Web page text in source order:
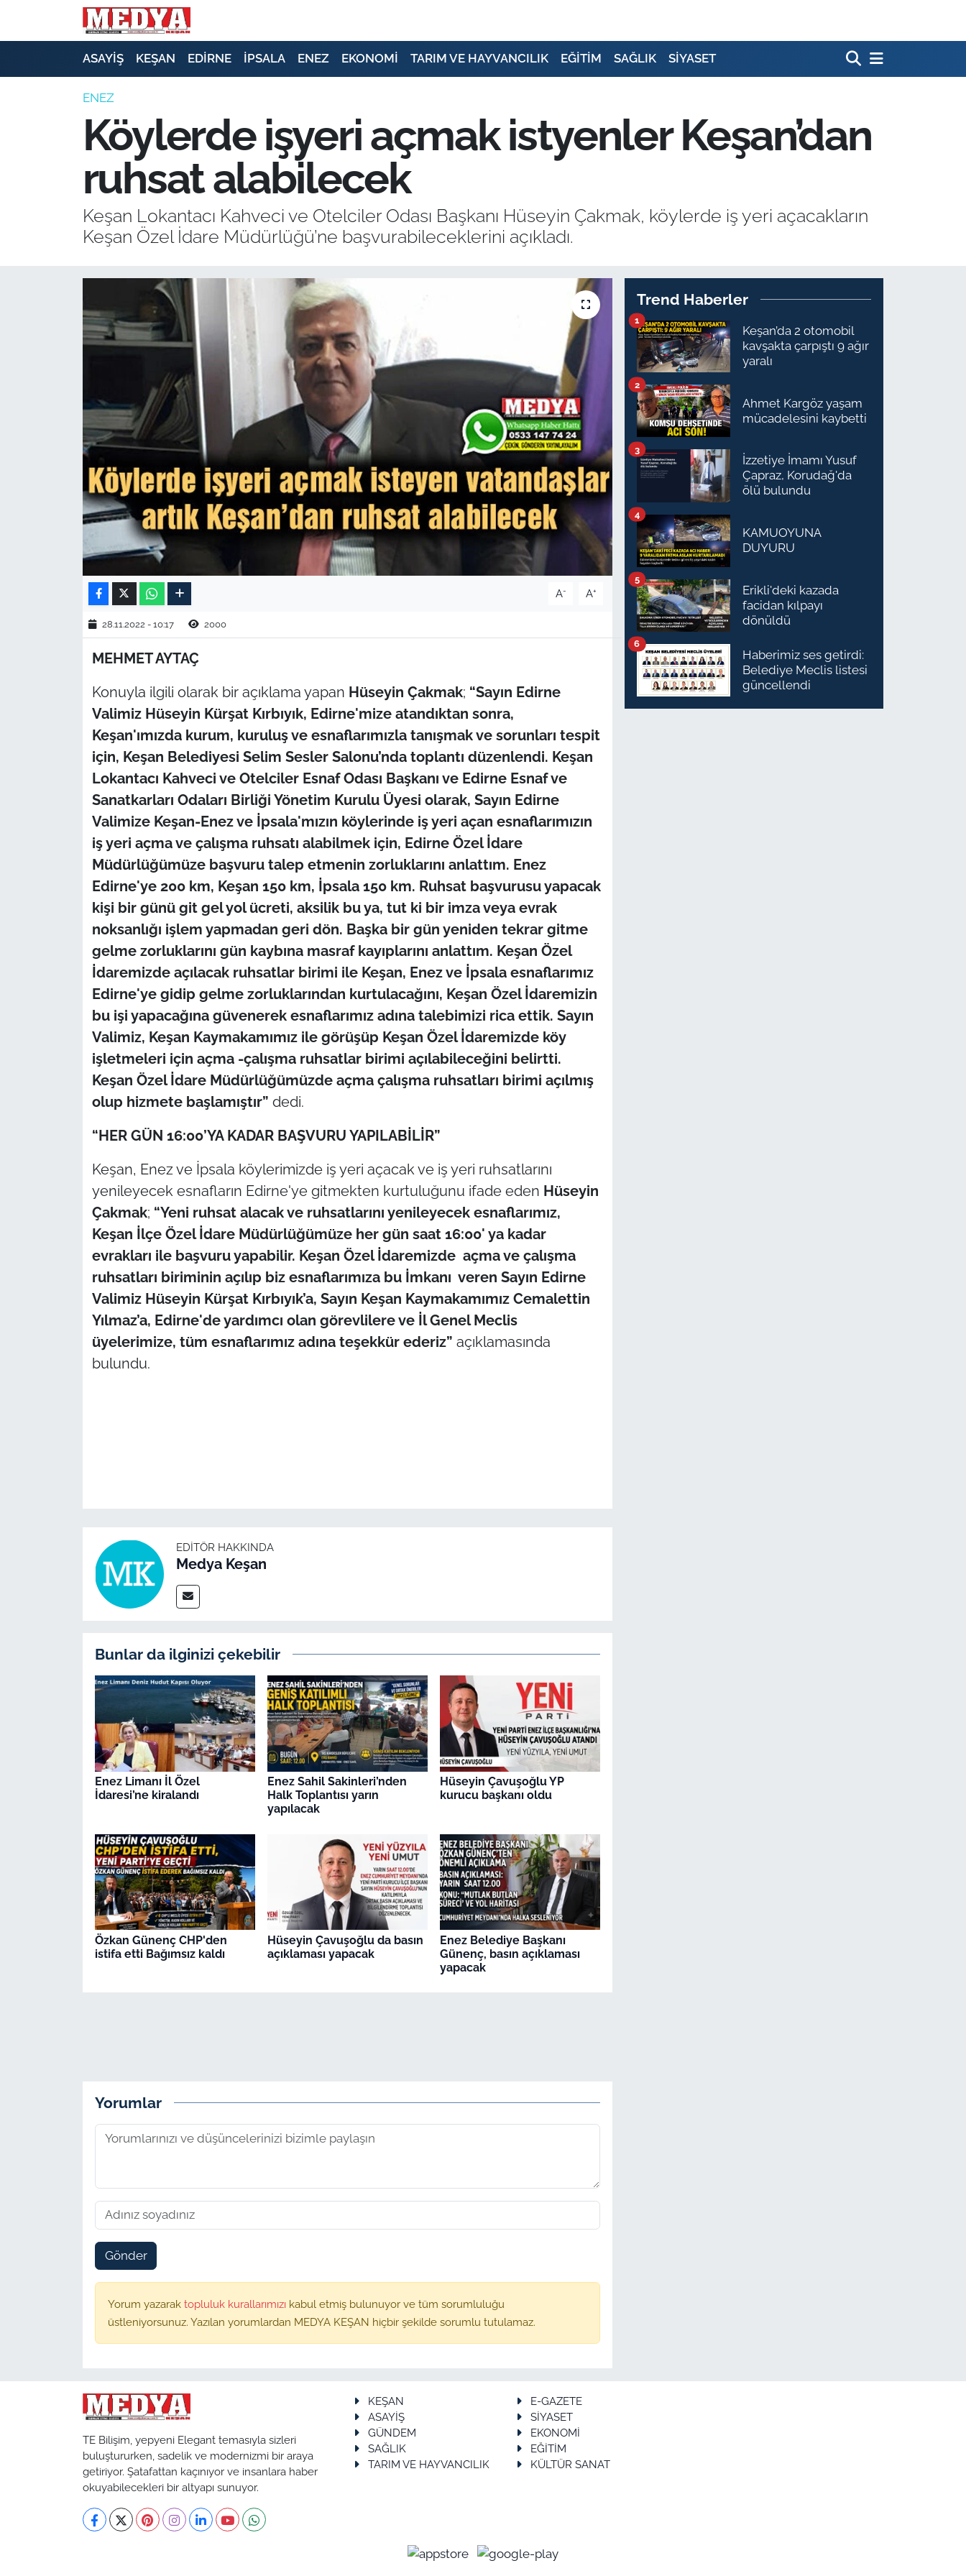
ASAYİŞ KEŞAN EDİRNE İPSALA ENEZ EKONOMİ TARIM VE HAYVANCILIK EĞİTİM SAĞLIK SİYASET
ENEZ
Köylerde işyeri açmak istyenler Keşan’dan
ruhsat alabilecek
Keşan Lokantacı Kahveci ve Otelciler Odası Başkanı Hüseyin Çakmak, köylerde iş yeri açacakların
Keşan Özel İdare Müdürlüğü’ne başvurabileceklerini açıkladı.
A- A+
28.11.2022 - 10:17 2000
MEHMET AYTAÇ
Konuyla ilgili olarak bir açıklama yapan Hüseyin Çakmak; “Sayın Edirne
Valimiz Hüseyin Kürşat Kırbıyık, Edirne'mize atandıktan sonra,
Keşan'ımızda kurum, kuruluş ve esnaflarımızla tanışmak ve sorunları tespit
için, Keşan Belediyesi Selim Sesler Salonu’nda toplantı düzenlendi. Keşan
Lokantacı Kahveci ve Otelciler Esnaf Odası Başkanı ve Edirne Esnaf ve
Sanatkarları Odaları Birliği Yönetim Kurulu Üyesi olarak, Sayın Edirne
Valimize Keşan-Enez ve İpsala'mızın köylerinde iş yeri açan esnaflarımızın
iş yeri açma ve çalışma ruhsatı alabilmek için, Edirne Özel İdare
Müdürlüğümüze başvuru talep etmenin zorluklarını anlattım. Enez
Edirne'ye 200 km, Keşan 150 km, İpsala 150 km. Ruhsat başvurusu yapacak
kişi bir günü git gel yol ücreti, aksilik bu ya, tut ki bir imza veya evrak
noksanlığı işlem yapmadan geri dön. Başka bir gün yeniden tekrar gitme
gelme zorluklarını gün kaybına masraf kayıplarını anlattım. Keşan Özel
İdaremizde açılacak ruhsatlar birimi ile Keşan, Enez ve İpsala esnaflarımız
Edirne'ye gidip gelme zorluklarından kurtulacağını, Keşan Özel İdaremizin
bu işi yapacağına güvenerek esnaflarımız adına talebimizi rica ettik. Sayın
Valimiz, Keşan Kaymakamımız ile görüşüp Keşan Özel İdaremizde köy
işletmeleri için açma -çalışma ruhsatlar birimi açılabileceğini belirtti.
Keşan Özel İdare Müdürlüğümüzde açma çalışma ruhsatları birimi açılmış
olup hizmete başlamıştır” dedi.
“HER GÜN 16:00’YA KADAR BAŞVURU YAPILABİLİR”
Keşan, Enez ve İpsala köylerimizde iş yeri açacak ve iş yeri ruhsatlarını
yenileyecek esnafların Edirne'ye gitmekten kurtuluğunu ifade eden Hüseyin
Çakmak; “Yeni ruhsat alacak ve ruhsatlarını yenileyecek esnaflarımız,
Keşan İlçe Özel İdare Müdürlüğümüze her gün saat 16:00' ya kadar
evrakları ile başvuru yapabilir. Keşan Özel İdaremizde açma ve çalışma
ruhsatları biriminin açılıp biz esnaflarımıza bu İmkanı veren Sayın Edirne
Valimiz Hüseyin Kürşat Kırbıyık’a, Sayın Keşan Kaymakamımız Cemalettin
Yılmaz’a, Edirne'de yardımcı olan görevlilere ve İl Genel Meclis
üyelerimize, tüm esnaflarımız adına teşekkür ederiz” açıklamasında
bulundu.
EDITÖR HAKKINDA
Medya Keşan
Bunlar da ilginizi çekebilir
Enez Limanı İl Özel
İdaresi’ne kiralandı
Enez Sahil Sakinleri’nden
Halk Toplantısı yarın
yapılacak
Hüseyin Çavuşoğlu YP
kurucu başkanı oldu
Özkan Günenç CHP'den
istifa etti Bağımsız kaldı
Hüseyin Çavuşoğlu da basın
açıklaması yapacak
Enez Belediye Başkanı
Günenç, basın açıklaması
yapacak
Yorumlar
Gönder
Yorum yazarak topluluk kurallarımızı kabul etmiş bulunuyor ve tüm sorumluluğu
üstleniyorsunuz. Yazılan yorumlardan MEDYA KEŞAN hiçbir şekilde sorumlu tutulamaz.
Trend Haberler
Keşan’da 2 otomobil
kavşakta çarpıştı 9 ağır
yaralı
1
Ahmet Kargöz yaşam
mücadelesini kaybetti
2
İzzetiye İmamı Yusuf
Çapraz, Korudağ'da
ölü bulundu
3
KAMUOYUNA
DUYURU
4
Erikli'deki kazada
facidan kılpayı
dönüldü
5
Haberimiz ses getirdi:
Belediye Meclis listesi
güncellendi
6
TE Bilişim, yepyeni Elegant temasıyla sizleri
buluştururken, sadelik ve modernizmi bir araya
getiriyor. Şatafattan kaçınıyor ve insanlara haber
okuyabilecekleri bir altyapı sunuyor.
KEŞAN
E-GAZETE
ASAYİŞ
SİYASET
GÜNDEM
EKONOMİ
SAĞLIK
EĞİTİM
TARIM VE HAYVANCILIK
KÜLTÜR SANAT
E-GAZETE
EKONOMİ
SAĞLIK
EĞİTİM
TARIM VE HAYVANCILIK
KIRKLARELİ
ÇANAKKALE
Flaş Haber
İş Dünyası
Bilim Teknoloji
English News
Canlı Maç
Gündem-Eğitim